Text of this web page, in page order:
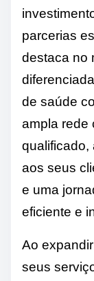
parcerias
destaca no
de saúde
ampla rede
qualificado,
aos seus
e uma
eficiente e
Ao
seus